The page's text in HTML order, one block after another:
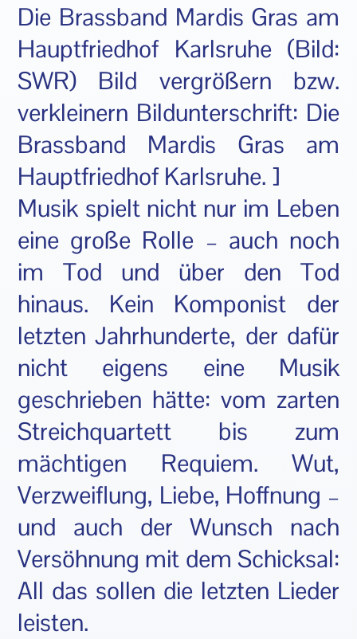
Die Brassband Mardis Gras am
Hauptfriedhof Karlsruhe (Bild:
SWR) Bild vergrößern bzw.
verkleinern Bildunterschrift: Die
Brassband Mardis Gras am
Hauptfriedhof Karlsruhe. ]
Musik spielt nicht nur im Leben
eine große Rolle – auch noch
im Tod und über den Tod
hinaus. Kein Komponist der
letzten Jahrhunderte, der dafür
nicht eigens eine Musik
geschrieben hätte: vom zarten
Streichquartett bis zum
mächtigen Requiem. Wut,
Verzweiflung, Liebe, Hoffnung –
und auch der Wunsch nach
Versöhnung mit dem Schicksal:
All das sollen die letzten Lieder
leisten.